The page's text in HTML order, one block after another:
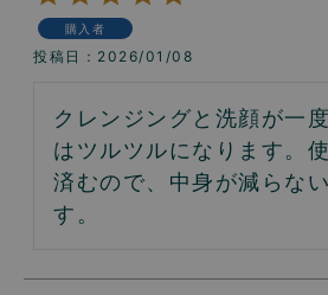
購入者
投稿日 2026/01/08
クレンジングと洗顔が一
はツルツルになります。
済むので、中身が減らな
す。